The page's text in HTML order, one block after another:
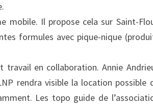
mobile. Il propose cela sur Saint-
formules avec pique-nique
travail en collaboration. Annie
rendra visible la location possible
Les topo guide de